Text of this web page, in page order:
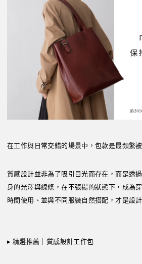
在工作與日常交錯的場景中，包款是最頻繁
質感設計並非為了吸引目光而存在，而是透
身的光澤與線條，在不張揚的狀態下，成為
時間使用、並與不同服裝自然搭配，才是設
▸ 精選推薦｜質感設計工作包